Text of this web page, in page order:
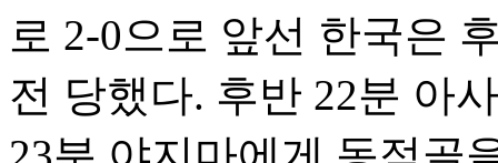
로 2-0으로 앞선 한국은
전 당했다. 후반 22분 아